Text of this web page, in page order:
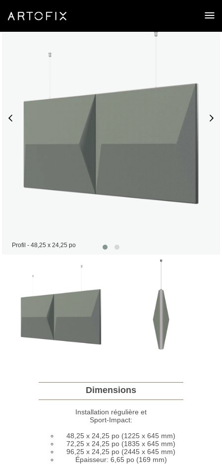
Profil - 48,25 x 24,25 po
Dimensions
Installation régulière et
Sport-Impact:
48,25 x 24,25 po (1225 x 645 mm)
72,25 x 24,25 po (1835 x 645 mm)
96,25 x 24,25 po (2445 x 645 mm)
Épaisseur: 6,65 po (169 mm)